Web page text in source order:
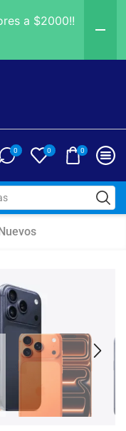
0 0 0
a $2000!!